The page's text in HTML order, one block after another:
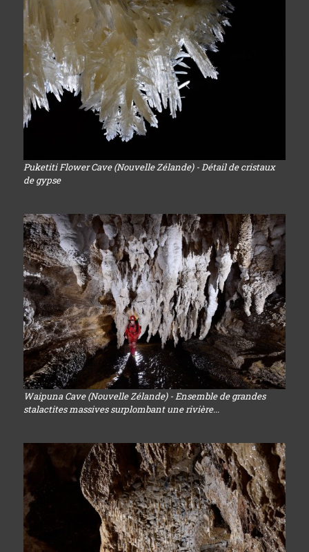
Puketiti Flower Cave (Nouvelle Zélande) - Détail de cristaux
de gypse
Waipuna Cave (Nouvelle Zélande) - Ensemble de grandes
stalactites massives surplombant une rivière...